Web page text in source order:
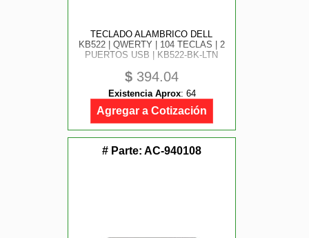
TECLADO ALAMBRICO DELL
KB522 | QWERTY | 104 TECLAS | 2
PUERTOS USB | KB522-BK-LTN
$ 394.04
Existencia Aprox: 64
Agregar a Cotización
# Parte: AC-940108